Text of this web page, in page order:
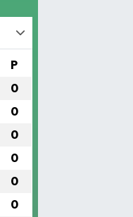
P
0
0
0
0
0
0